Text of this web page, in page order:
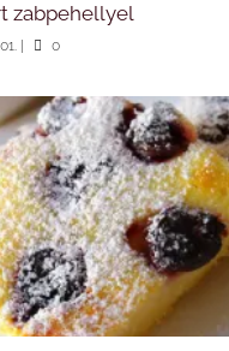
zabpehellyel
0